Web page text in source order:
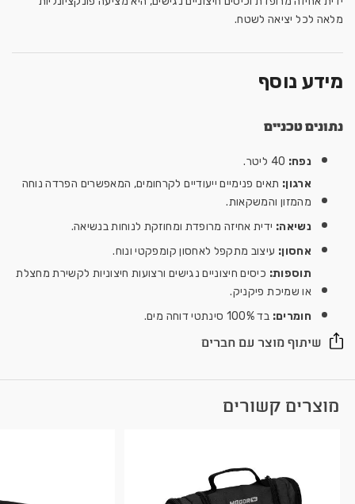
מלאה לכל יציאה לשטח.
מידע נוסף
נתונים טכניים
נפח:
ארגון: תאים פנימיים ייעודיים לקרחומים, המאפשרים הפרדה נוחה
מהמזון והמשקאות.
נשיאה: ידית אחיזה מרופדת ומחוזקת לנוחות בנשיאה.
אחסון: עיצוב מתקפל לאחסון קומפקטי ונוח.
תוספות: כיסים חיצוניים נגישים ורצועות חיצוניות לקשירת מחצלת
או שמיכת פיקניק.
חומרים: בד 100% סינתטי דוחה מים.
שיתוף מוצר עם חברים
מוצרים קשורים